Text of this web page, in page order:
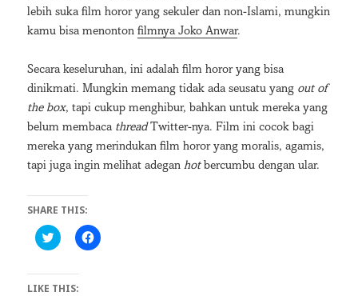
lebih suka film horor yang sekuler dan non-Islami, mungkin
kamu bisa menontonfilmnya Joko Anwar.
Secara keseluruhan, ini adalah film horor yang bisa
dinikmati. Mungkin memang tidak ada seusatu yang out of
the box, tapi cukup menghibur, bahkan untuk mereka yang
belum membaca threadTwitter-nya. Film ini cocok bagi
mereka yang merindukan film horor yang moralis, agamis,
tapi juga ingin melihat adeganhot bercumbu dengan ular.
SHARE THIS:
C
l
k
t
C
l
LIKE THIS: